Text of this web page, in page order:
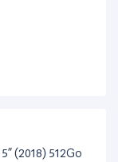
(2018) 512Go